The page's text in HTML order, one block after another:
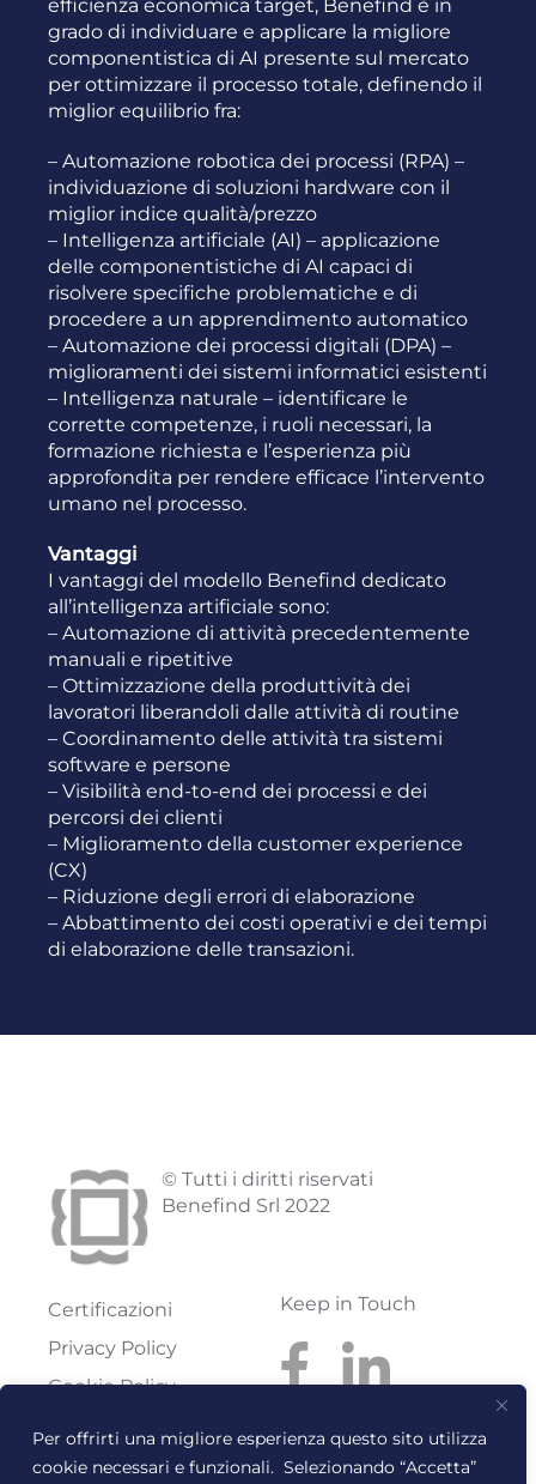
Per offrirti una migliore esperienza questo sito utilizza
cookie necessari e funzionali. Selezionando “Accetta”
efficienza economica target, Benefind è in
grado di individuare e applicare la migliore
componentistica di AI presente sul mercato
per ottimizzare il processo totale, definendo il
miglior equilibrio fra:
– Automazione robotica dei processi (RPA) –
individuazione di soluzioni hardware con il
miglior indice qualità/prezzo
– Intelligenza artificiale (AI) – applicazione
delle componentistiche di AI capaci di
risolvere specifiche problematiche e di
procedere a un apprendimento automatico
– Automazione dei processi digitali (DPA) –
miglioramenti dei sistemi informatici esistenti
– Intelligenza naturale – identificare le
corrette competenze, i ruoli necessari, la
formazione richiesta e l’esperienza più
approfondita per rendere efficace l’intervento
umano nel processo.
Vantaggi
I vantaggi del modello Benefind dedicato
all’intelligenza artificiale sono:
– Automazione di attività precedentemente
manuali e ripetitive
– Ottimizzazione della produttività dei
lavoratori liberandoli dalle attività di routine
– Coordinamento delle attività tra sistemi
software e persone
– Visibilità end-to-end dei processi e dei
percorsi dei clienti
– Miglioramento della customer experience
(CX)
– Riduzione degli errori di elaborazione
– Abbattimento dei costi operativi e dei tempi
di elaborazione delle transazioni.
© Tutti i diritti riservati
Benefind Srl 2022
Certificazioni
Privacy Policy
Cookie Policy
Keep in Touch